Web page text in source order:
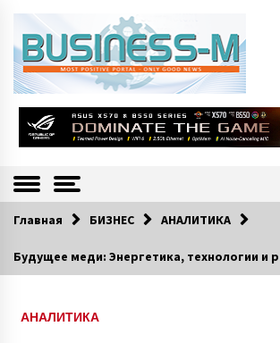
нно-
экономической и культурной жизни Эстонии
Главная БИЗНЕС АНАЛИТИКА
Будущее меди: Энергетика, технологии и
АНАЛИТИКА